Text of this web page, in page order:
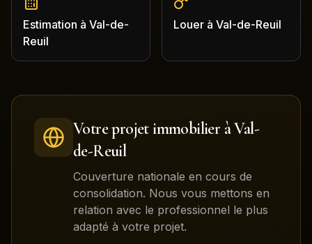
Estimation à Val-de-
Reuil
Louer à Val-de-Reuil
Votre projet immobilier àVal-
de-Reuil
Couverture nationale en cours de
consolidation. Nous vous mettons en
relation avec le professionnel le plus
adapté à votre projet.